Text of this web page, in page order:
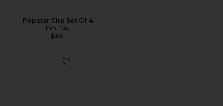
Popstar Clip Set Of 4
Emi Jay
$34
Favorite Clipe Enorme